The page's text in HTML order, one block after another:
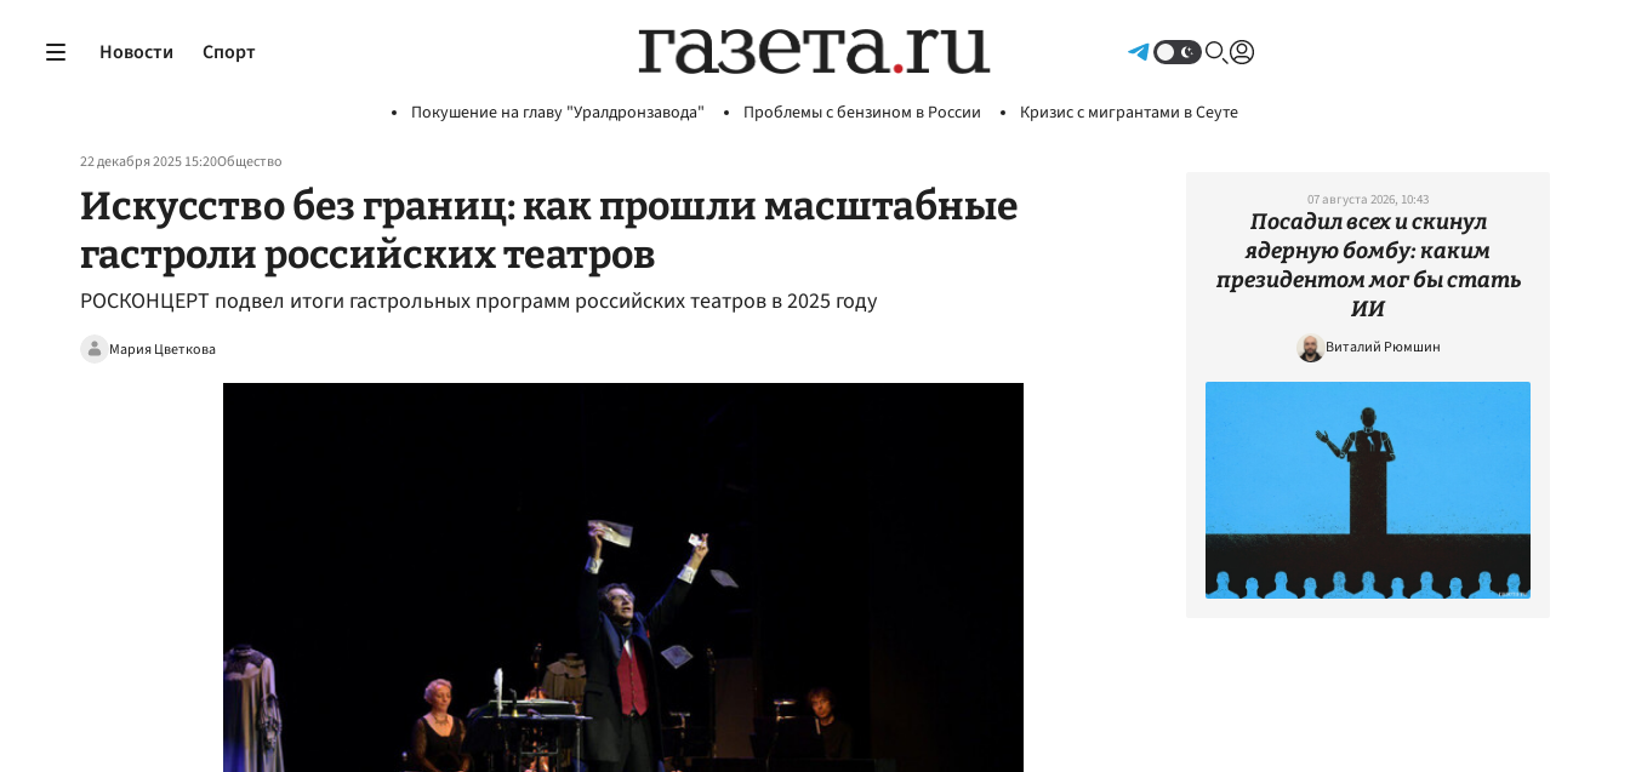
Новости Спорт
Покушение на главу "Уралдронзавода" Проблемы с бензином в России Кризис с мигрантами в Сеуте
22 декабря 2025 15:20Общество
Искусство без границ: как прошли масштабные
гастроли российских театров
РОСКОНЦЕРТ подвел итоги гастрольных программ российских театров в 2025 году
Мария Цветкова
07 августа 2026, 10:43
Посадил всех и скинул
ядерную бомбу: каким
президентом мог бы стать
ИИ
Виталий Рюмшин